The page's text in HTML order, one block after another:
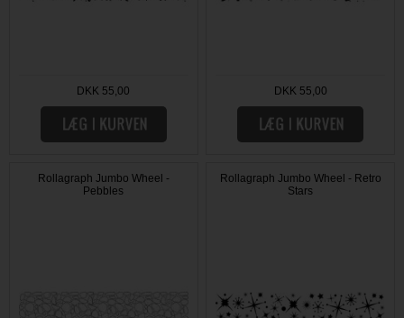
DKK 55,00 DKK 55,00
Rollagraph Jumbo Wheel -
Pebbles
Rollagraph Jumbo Wheel - Retro
Stars